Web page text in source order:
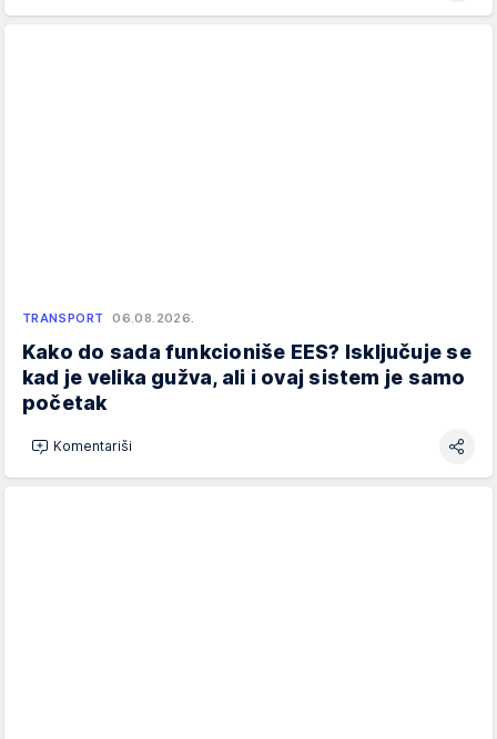
TRANSPORT 06.08.2026.
Kako do sada funkcioniše EES? Isključuje se
kad je velika gužva, ali i ovaj sistem je samo
početak
Komentariši